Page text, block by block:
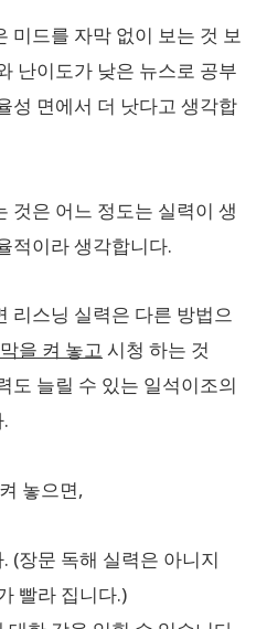
미드를 자막 없이 보는 것 보
난이도가 낮은 뉴스로 공부
성 면에서 더 낫다고 생각합
것은 어느 정도는 실력이 생
적이라 생각합니다.
리스닝 실력은 다른 방법으
을 켜 놓고 시청 하는 것
도 늘릴 수 있는 일석이조의
놓으면,
(장문 독해 실력은 아니지
빨라 집니다.)